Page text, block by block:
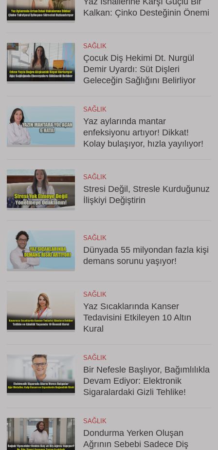
Kalkan: Çinko Desteğinin Önemi
SAĞLIK
Çocuk Diş Hekimi Dt. Nurgül
Demir Uyardı: Süt Dişleri
Geleceğin Sağlığını Belirliyor
SAĞLIK
Yaz aylarında mantar
enfeksiyonu artıyor! Dikkat!
Kolay bulaşıyor, hızla yayılıyor!
SAĞLIK
Stresi Değil, Stresle Kurduğunuz
İlişkiyi Değiştirin
SAĞLIK
Dünyada 55 milyondan fazla kişi
demans sorunu yaşıyor!
SAĞLIK
Yaz Sıcaklarında Kanser
Tedavisini Etkileyen 10 Altın
Kural
SAĞLIK
Bir Nefesle Başlıyor, Bağımlılıkla
Devam Ediyor: Elektronik
Sigaralardaki Gizli Tehlike!
SAĞLIK
Dondurma Yerken Oluşan
Ağrının Sebebi Sadece Diş